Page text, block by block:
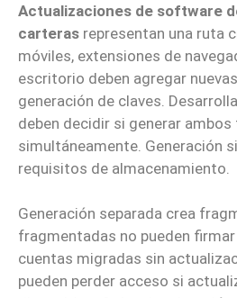
Actualizaciones de software
carteras representan una ruta
móviles, extensiones de
escritorio deben agregar
generación de claves.
deben decidir si generar
simultáneamente. Generación
requisitos de almacenamiento.
Generación separada crea
fragmentadas no pueden
cuentas migradas sin
pueden perder acceso si